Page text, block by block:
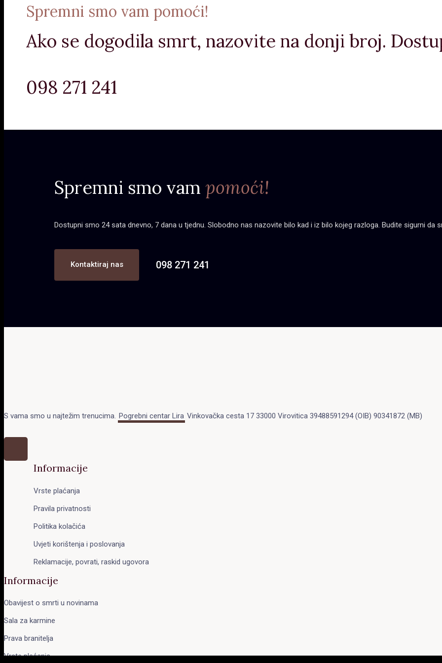
Spremni smo vam pomoći!
Ako se dogodila smrt, nazovite na donji broj.
098 271 241
Spremni smo vam pomoći!
Dostupni smo 24 sata dnevno, 7 dana u tjednu. Slobodno nas nazovite bilo kad i iz bilo kojeg razloga. Budite sigurni da
Kontaktiraj nas 098 271 241
S vama smo u najtežim trenucima. Pogrebni centar Lira Vinkovačka cesta 17 33000 Virovitica 39488591294 (OIB) 90341872 (MB)
Informacije
Vrste plaćanja
Pravila privatnosti
Politika kolačića
Uvjeti korištenja i poslovanja
Reklamacije, povrati, raskid ugovora
Informacije
Obavijest o smrti u novinama
Sala za karmine
Prava branitelja
Vrste plaćanja